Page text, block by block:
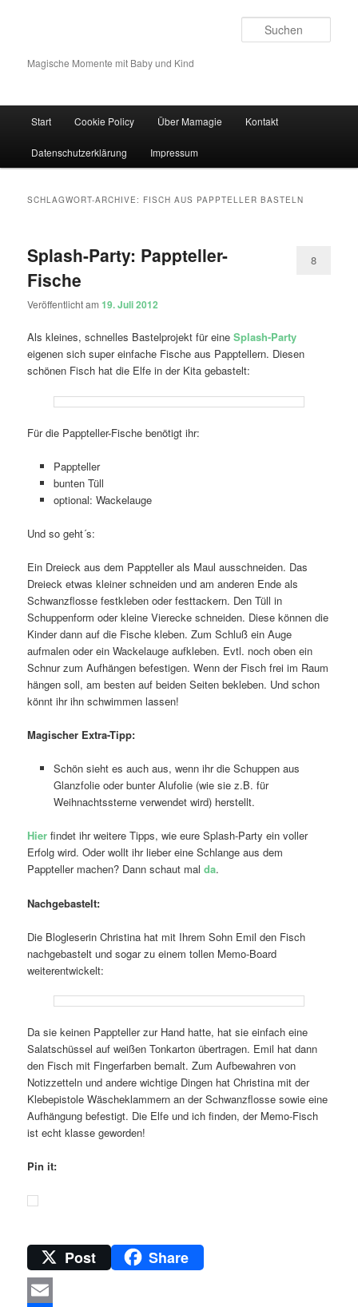
Magische Momente mit Baby und Kind
Zum Inhalt wechseln
Zum sekundären Inhalt wechseln
Start Cookie Policy Über Mamagie Kontakt
Datenschutzerklärung Impressum
SCHLAGWORT-ARCHIVE: FISCH AUS PAPPTELLER BASTELN
Splash-Party: Pappteller-
Fische
Veröffentlicht am19. Juli 2012
8
Als kleines, schnelles Bastelprojekt für eineSplash-Party
eigenen sich super einfache Fische aus Papptellern. Diesen
schönen Fisch hat die Elfe in der Kita gebastelt:
Für die Pappteller-Fische benötigt ihr:
Pappteller
bunten Tüll
optional: Wackelauge
Und so geht´s:
Ein Dreieck aus dem Pappteller als Maul ausschneiden. Das
Dreieck etwas kleiner schneiden und am anderen Ende als
Schwanzflosse festkleben oder festtackern. Den Tüll in
Schuppenform oder kleine Vierecke schneiden. Diese können die
Kinder dann auf die Fische kleben. Zum Schluß ein Auge
aufmalen oder ein Wackelauge aufkleben. Evtl. noch oben ein
Schnur zum Aufhängen befestigen. Wenn der Fisch frei im Raum
hängen soll, am besten auf beiden Seiten bekleben. Und schon
könnt ihr ihn schwimmen lassen!
Magischer Extra-Tipp:
Schön sieht es auch aus, wenn ihr die Schuppen aus
Glanzfolie oder bunter Alufolie (wie sie z.B. für
Weihnachtssterne verwendet wird) herstellt.
Hier findet ihr weitere Tipps, wie eure Splash-Party ein voller
Erfolg wird. Oder wollt ihr lieber eine Schlange aus dem
Pappteller machen? Dann schaut malda.
Nachgebastelt:
Die Blogleserin Christina hat mit Ihrem Sohn Emil den Fisch
nachgebastelt und sogar zu einem tollen Memo-Board
weiterentwickelt:
Da sie keinen Pappteller zur Hand hatte, hat sie einfach eine
Salatschüssel auf weißen Tonkarton übertragen. Emil hat dann
den Fisch mit Fingerfarben bemalt. Zum Aufbewahren von
Notizzetteln und andere wichtige Dingen hat Christina mit der
Klebepistole Wäscheklammern an der Schwanzflosse sowie eine
Aufhängung befestigt. Die Elfe und ich finden, der Memo-Fisch
ist echt klasse geworden!
Pin it:
Post Share